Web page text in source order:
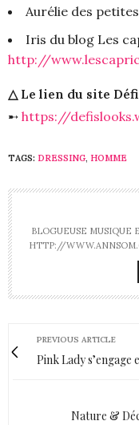
Aurélie des
Iris du blog Les
http://
△ Le lien du site
➸ https://
TAGS: DRESSING, HOMME
BLOGUEUSE MUSIQUE
HTTP://
PREVIOUS ARTICLE
Pink Lady
Nature &